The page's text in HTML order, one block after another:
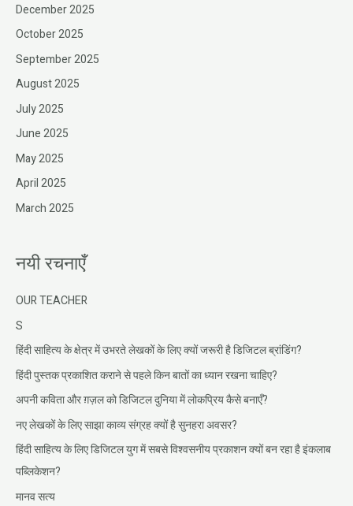
December 2025
October 2025
September 2025
August 2025
July 2025
June 2025
May 2025
April 2025
March 2025
नयी रचनाएँ
OUR TEACHER
S
हिंदी साहित्य के क्षेत्र में उभरते लेखकों के लिए क्यों जरूरी है डिजिटल ब्रांडिंग?
हिंदी पुस्तक प्रकाशित कराने से पहले किन बातों का ध्यान रखना चाहिए?
अपनी कविता और ग़ज़ल को डिजिटल दुनिया में लोकप्रिय कैसे बनाएँ?
नए लेखकों के लिए साझा काव्य संग्रह क्यों है सुनहरा अवसर?
हिंदी साहित्य के लिए डिजिटल युग में सबसे विश्वसनीय प्रकाशन क्यों बन रहा है इंकलाब
पब्लिकेशन?
मानव सत्य